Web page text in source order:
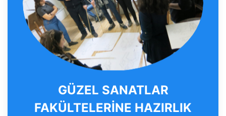
GÜZEL SANATLAR
FAKÜLTELERİNE HAZIRLIK